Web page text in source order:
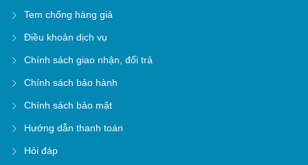
Tem chống hàng giả
Điều khoản dịch vụ
Chính sách giao nhận, đổi trả
Chính sách bảo hành
Chính sách bảo mật
Hướng dẫn thanh toán
Hỏi đáp